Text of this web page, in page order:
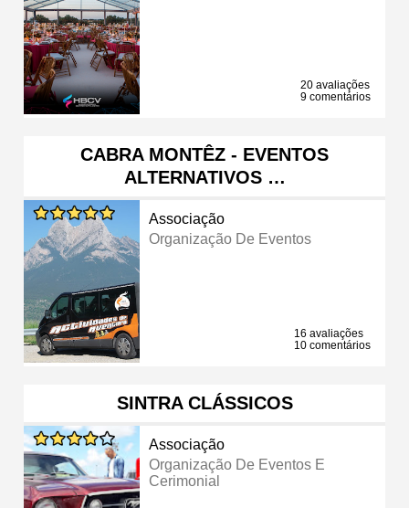
20 avaliações
9 comentários
CABRA MONTÊZ - EVENTOS
ALTERNATIVOS …
Associação
Organização De Eventos
16 avaliações
10 comentários
SINTRA CLÁSSICOS
Associação
Organização De Eventos E
Cerimonial